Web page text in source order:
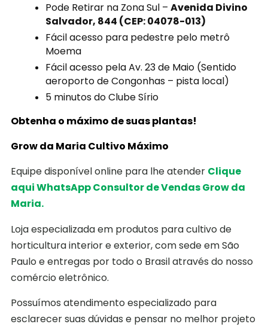
Pode Retirar na Zona Sul –Avenida Divino
Salvador, 844 (CEP: 04078-013)
Fácil acesso para pedestre pelo metrô
Moema
Fácil acesso pela Av. 23 de Maio (Sentido
aeroporto de Congonhas – pista local)
5 minutos do Clube Sírio
Obtenha o máximo de suas plantas!
Grow da Maria Cultivo Máximo
Equipe disponível online para lhe atender Clique
aqui WhatsApp Consultor de Vendas Grow da
Maria.
Loja especializada em produtos para cultivo de
horticultura interior e exterior, com sede em São
Paulo e entregas por todo o Brasil através do nosso
comércio eletrônico.
Possuímos atendimento especializado para
esclarecer suas dúvidas e pensar no melhor projeto